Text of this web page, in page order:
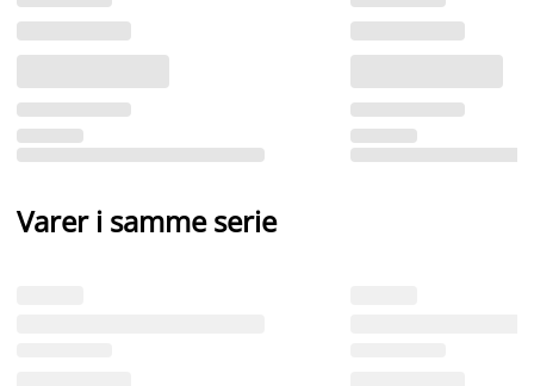
Varer i samme serie